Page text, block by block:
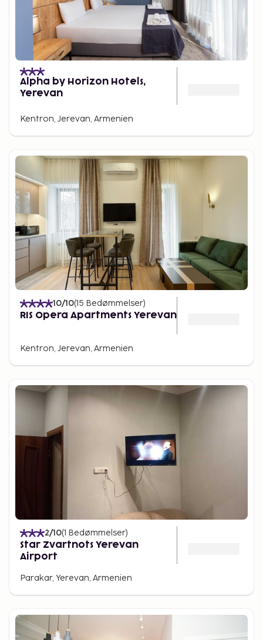
Alpha by Horizon Hotels,
Yerevan
Kentron, Jerevan, Armenien
10/10(15 Bedømmelser)
RIS Opera Apartments Yerevan
Kentron, Jerevan, Armenien
2/10(1 Bedømmelser)
Star Zvartnots Yerevan
Airport
Parakar, Yerevan, Armenien